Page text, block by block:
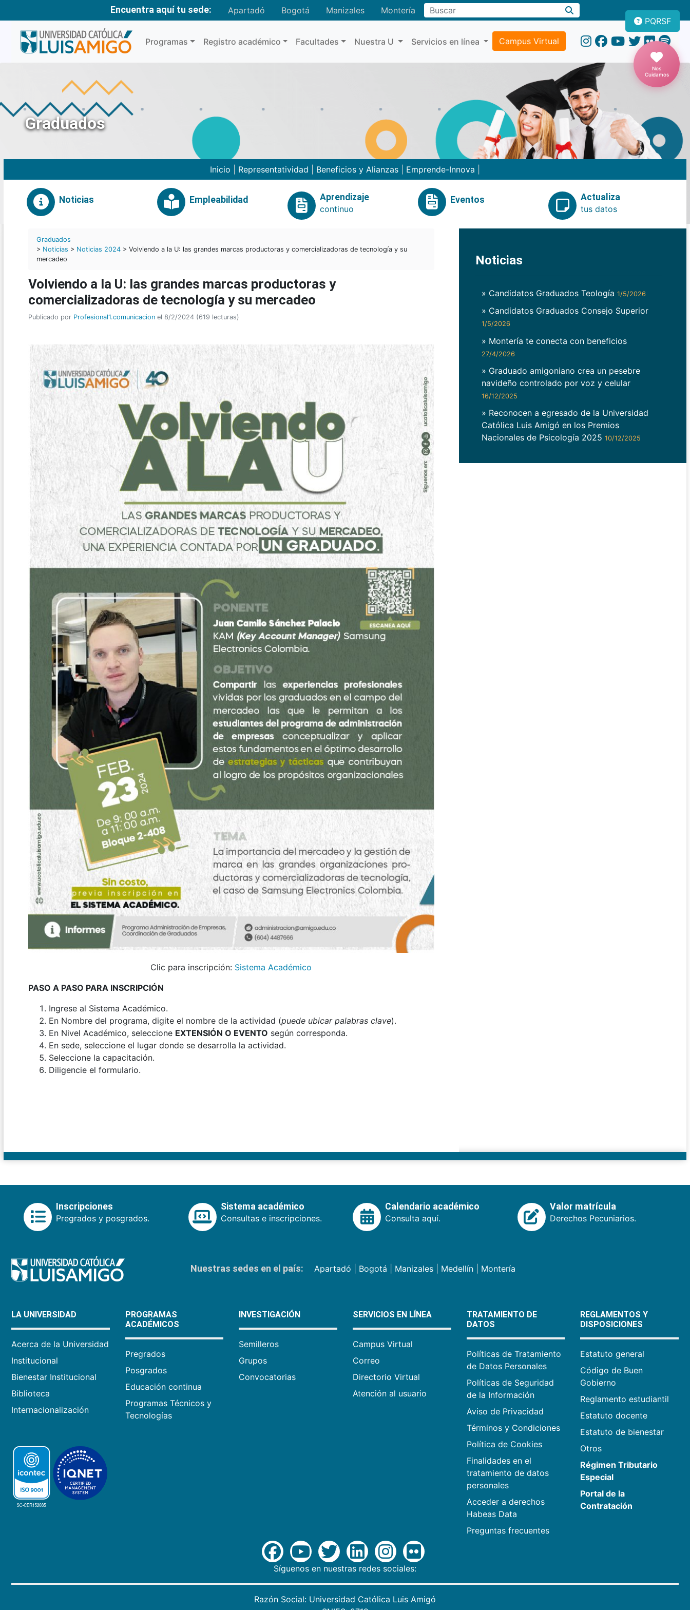
Encuentra aquí tu sede: Apartadó Bogotá Manizales MonteríaBuscar
Programas Registro académico Facultades Nuestra U Servicios en línea Campus Virtual
PQRSF
Nos
Cuidamos
Graduados
Inicio Representatividad Beneficios y Alianzas Emprende-Innova
Noticias Empleabilidad
Aprendizaje
continuo
Eventos
Actualiza
tus datos
Graduados
> Noticias > Noticias 2024 > Volviendo a la U: las grandes marcas productoras y comercializadoras de tecnología y su
mercadeo
Volviendo a la U: las grandes marcas productoras y
comercializadoras de tecnología y su mercadeo
Publicado por Profesional1.comunicacion el 8/2/2024 (619 lecturas)
Clic para inscripción: Sistema Académico
PASO A PASO PARA INSCRIPCIÓN
Ingrese al Sistema Académico.
En Nombre del programa, digite el nombre de la actividad (puede ubicar palabras clave).
En Nivel Académico, seleccione EXTENSIÓN O EVENTO según corresponda.
En sede, seleccione el lugar donde se desarrolla la actividad.
Seleccione la capacitación.
Diligencie el formulario.
Noticias
» Candidatos Graduados Teología 1/5/2026
» Candidatos Graduados Consejo Superior
1/5/2026
» Montería te conecta con beneficios
27/4/2026
» Graduado amigoniano crea un pesebre
navideño controlado por voz y celular
16/12/2025
» Reconocen a egresado de la Universidad
Católica Luis Amigó en los Premios
Nacionales de Psicología 2025 10/12/2025
Inscripciones
Pregrados y posgrados.
Sistema académico
Consultas e inscripciones.
Calendario académico
Consulta aquí.
Valor matrícula
Derechos Pecuniarios.
Nuestras sedes en el país: Apartadó Bogotá Manizales| Medellín| Montería
LA UNIVERSIDAD
Acerca de la Universidad
Institucional
Bienestar Institucional
Biblioteca
Internacionalización
PROGRAMAS
ACADÉMICOS
Pregrados
Posgrados
Educación continua
Programas Técnicos y
Tecnologías
INVESTIGACIÓN
Semilleros
Grupos
Convocatorias
SERVICIOS EN LÍNEA
Campus Virtual
Correo
Directorio Virtual
Atención al usuario
TRATAMIENTO DE
DATOS
Políticas de Tratamiento
de Datos Personales
Políticas de Seguridad
de la Información
Aviso de Privacidad
Términos y Condiciones
Política de Cookies
Finalidades en el
tratamiento de datos
personales
Acceder a derechos
Habeas Data
Preguntas frecuentes
REGLAMENTOS Y
DISPOSICIONES
Estatuto general
Código de Buen
Gobierno
Reglamento estudiantil
Estatuto docente
Estatuto de bienestar
Otros
Régimen Tributario
Especial
Portal de la
Contratación
Síguenos en nuestras redes sociales:
Razón Social: Universidad Católica Luis Amigó